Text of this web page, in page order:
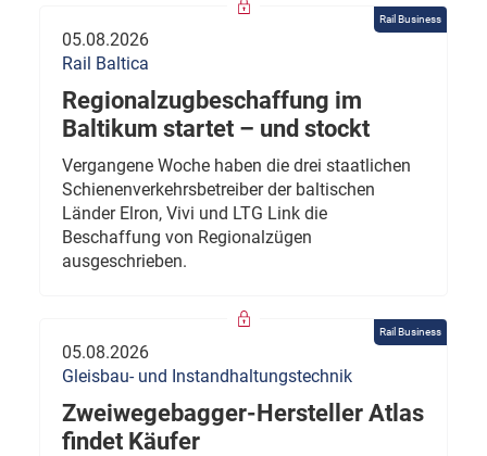
Rail Business
05.08.2026
Rail Baltica
Regionalzugbeschaffung im
Baltikum startet – und stockt
Vergangene Woche haben die drei staatlichen
Schienenverkehrsbetreiber der baltischen
Länder Elron, Vivi und LTG Link die
Beschaffung von Regionalzügen
ausgeschrieben.
Rail Business
05.08.2026
Gleisbau- und Instandhaltungstechnik
Zweiwegebagger-Hersteller Atlas
findet Käufer